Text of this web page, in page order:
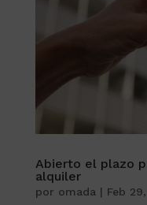
Abierto el plazo
alquiler
por omada| Feb